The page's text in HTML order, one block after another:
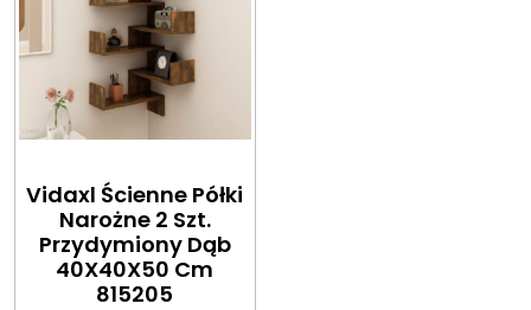
Vidaxl Ścienne Półki
Narożne 2 Szt.
Przydymiony Dąb
40X40X50 Cm
815205